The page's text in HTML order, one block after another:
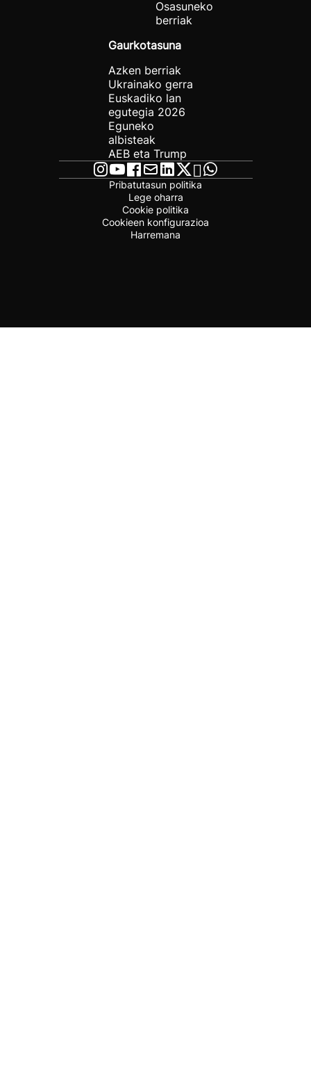
Osasuneko
berriak
Gaurkotasuna
Azken berriak
Ukrainako gerra
Euskadiko lan
egutegia 2026
Eguneko
albisteak
AEB eta Trump
Pribatutasun politika
Lege oharra
Cookie politika
Cookieen konfigurazioa
Harremana